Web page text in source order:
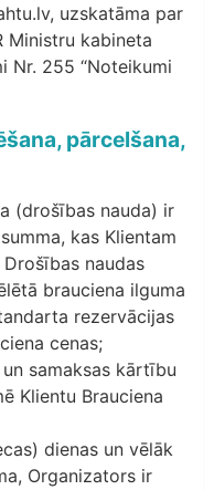
uzskatāma par
Ministru kabineta
Nr. 255 “Noteikumi
pārcelšana,
(drošības nauda) ir
kas Klientam
naudas
brauciena ilguma
rezervācijas
cenas;
samaksas kārtību
Klientu Brauciena
dienas un vēlāk
Organizators ir